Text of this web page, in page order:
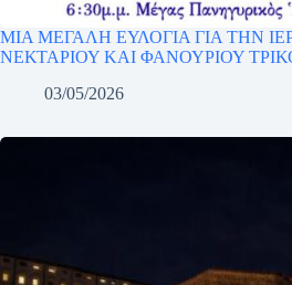
ΜΙΑ ΜΕΓΑΛΗ ΕΥΛΟΓΙΑ ΓΙΑ ΤΗΝ
ΝΕΚΤΑΡΙΟΥ ΚΑΙ ΦΑΝΟΥΡΙΟΥ
03/05/2026